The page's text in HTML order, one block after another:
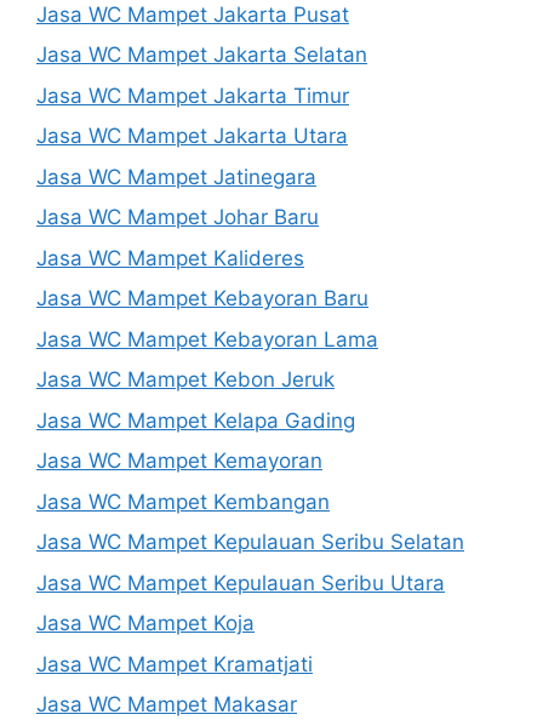
Jasa WC Mampet Jakarta Pusat
Jasa WC Mampet Jakarta Selatan
Jasa WC Mampet Jakarta Timur
Jasa WC Mampet Jakarta Utara
Jasa WC Mampet Jatinegara
Jasa WC Mampet Johar Baru
Jasa WC Mampet Kalideres
Jasa WC Mampet Kebayoran Baru
Jasa WC Mampet Kebayoran Lama
Jasa WC Mampet Kebon Jeruk
Jasa WC Mampet Kelapa Gading
Jasa WC Mampet Kemayoran
Jasa WC Mampet Kembangan
Jasa WC Mampet Kepulauan Seribu Selatan
Jasa WC Mampet Kepulauan Seribu Utara
Jasa WC Mampet Koja
Jasa WC Mampet Kramatjati
Jasa WC Mampet Makasar